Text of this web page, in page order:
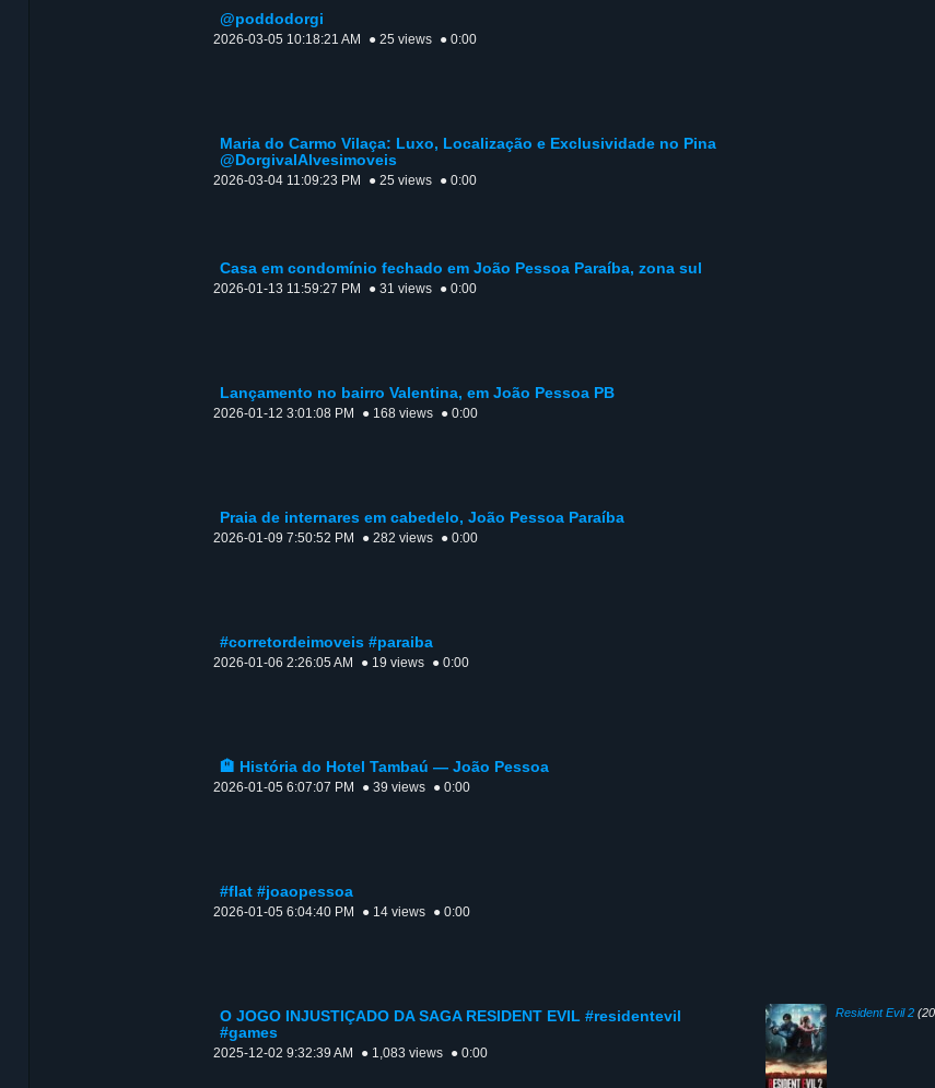
@poddodorgi
2026-03-05 10:18:21 AM ● 25 views ● 0:00
Maria do Carmo Vilaça: Luxo, Localização e Exclusividade no Pina
@DorgivalAlvesimoveis
2026-03-04 11:09:23 PM ● 25 views ● 0:00
Casa em condomínio fechado em João Pessoa Paraíba, zona sul
2026-01-13 11:59:27 PM ● 31 views ● 0:00
Lançamento no bairro Valentina, em João Pessoa PB
2026-01-12 3:01:08 PM ● 168 views ● 0:00
Praia de internares em cabedelo, João Pessoa Paraíba
2026-01-09 7:50:52 PM ● 282 views ● 0:00
#corretordeimoveis #paraiba
2026-01-06 2:26:05 AM ● 19 views ● 0:00
🏨 História do Hotel Tambaú — João Pessoa
2026-01-05 6:07:07 PM ● 39 views ● 0:00
#flat #joaopessoa
2026-01-05 6:04:40 PM ● 14 views ● 0:00
O JOGO INJUSTIÇADO DA SAGA RESIDENT EVIL #residentevil
#games
2025-12-02 9:32:39 AM ● 1,083 views ● 0:00
Resident Evil 2